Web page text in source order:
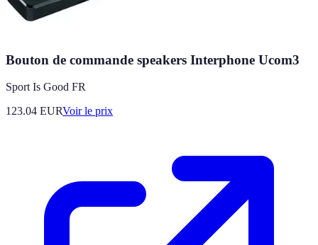
Bouton de commande speakers Interphone Ucom3
Sport Is Good FR
123.04 EURVoir le prix